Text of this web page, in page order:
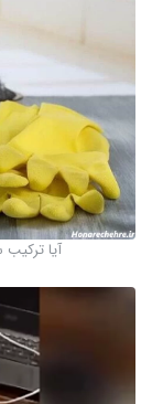
آیا